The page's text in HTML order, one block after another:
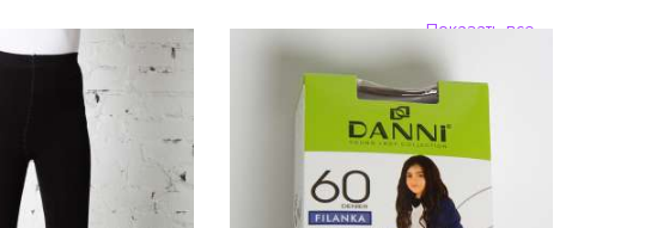
Показать все